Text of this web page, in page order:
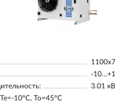
-
3.01
10ºC, To=45ºC